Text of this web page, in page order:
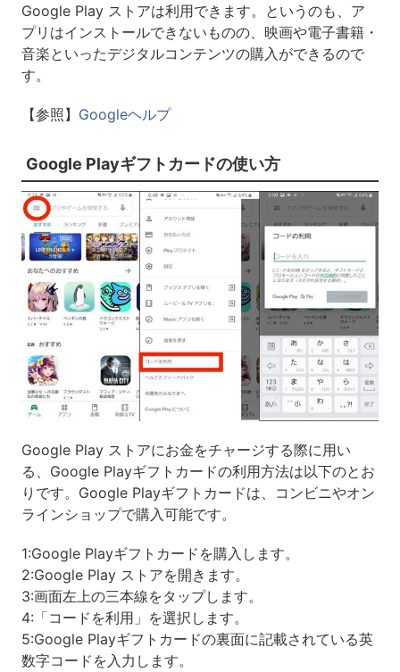
Google Play ストアは利用できます。というのも、ア
プリはインストールできないものの、映画や電子書籍・
音楽といったデジタルコンテンツの購入ができるので
す。
【参照】 Googleヘルプ
Google Playギフトカードの使い方
Google Play ストアにお金をチャージする際に用い
る、Google Playギフトカードの利用方法は以下のとお
りです。Google Playギフトカードは、コンビニやオン
ラインショップで購入可能です。
1:Google Playギフトカードを購入します。
2:Google Play ストアを開きます。
3:画面左上の三本線をタップします。
4:「コードを利用」を選択します。
5:Google Playギフトカードの裏面に記載されている英
数字コードを入力します。